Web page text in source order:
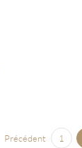
Précédent 1